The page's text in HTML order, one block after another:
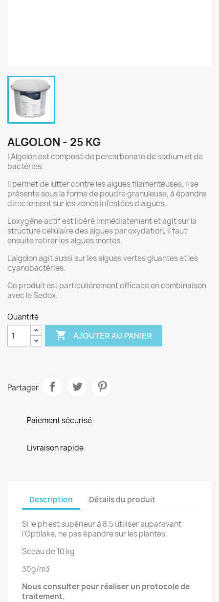
ALGOLON - 25 KG
L'Algolon est composé de percarbonate de sodium et de
bactéries.
Il permet de lutter contre les algues filamenteuses, il se
présente sous la forme de poudre granuleuse, à épandre
directement sur les zones infestées d'algues.
L'oxygène actif est libéré immédiatement et agit sur la
structure cellulaire des algues par oxydation, il faut
ensuite retirer les algues mortes.
L'algolon agit aussi sur les algues vertes gluantes et les
cyanobactéries.
Ce produit est particulièrement efficace en combinaison
avec le Sedox.
Quantité
 AJOUTER AU PANIER
Partager
Paiement sécurisé
Livraison rapide
Description Détails du produit
Si le ph est supérieur à 8.5 utiliser auparavant
l'Optilake, ne pas épandre sur les plantes.
Sceau de 10 kg
30g/m3
Nous consulter pour réaliser un protocole de
traitement.